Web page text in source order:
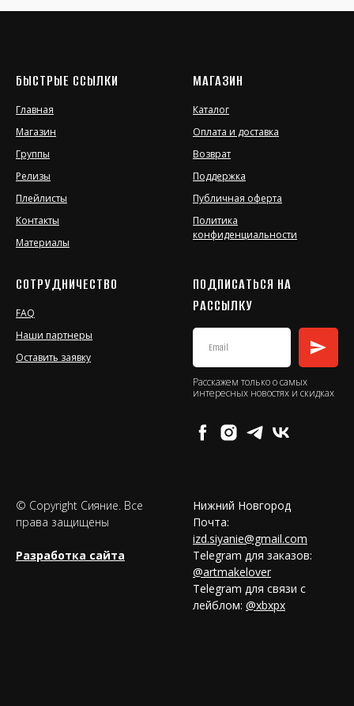
БЫСТРЫЕ ССЫЛКИ
Главная
Магазин
Группы
Релизы
Плейлисты
Контакты
Материалы
МАГАЗИН
Каталог
Оплата и доставка
Возврат
Поддержка
Публичная оферта
Политика
конфиденциальности
СОТРУДНИЧЕСТВО
FAQ
Наши партнеры
Оставить заявку
ПОДПИСАТЬСЯ НА
РАССЫЛКУ
Расскажем только о самых
интересных новостях и скидках
© Copyright Сияние. Все
права защищены
Разработка сайта
Нижний Новгород
Почта:
izd.siyanie@gmail.com
Telegram для заказов:
@artmakelover
Telegram для связи с
лейблом: @xbxpx